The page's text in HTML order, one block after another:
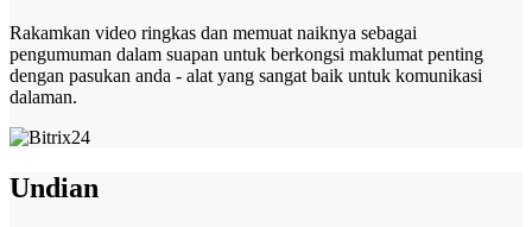
Rakamkan video ringkas dan memuat naiknya sebagai
pengumuman dalam suapan untuk berkongsi maklumat penting
dengan pasukan anda - alat yang sangat baik untuk komunikasi
dalaman.
Undian